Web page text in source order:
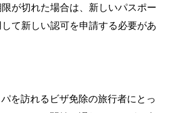
が切れた場合は、新しいパスポー
して新しい認可を申請する必要があ
を訪れるビザ免除の旅行者にとっ